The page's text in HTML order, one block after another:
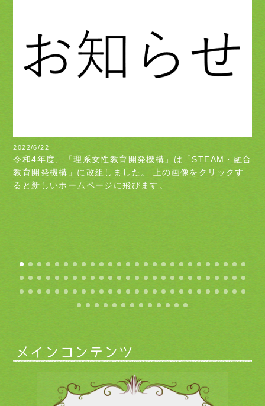
2022/6/22
令和4年度、「理系女性教育開発機構」は「STEAM・融合
教育開発機構」に改組しました。 上の画像をクリックす
ると新しいホームページに飛びます。